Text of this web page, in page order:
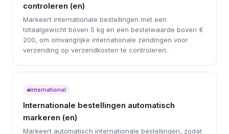
controleren (en)
Markeert internationale bestellingen met een
totaalgewicht boven 5 kg en een bestelwaarde boven €
200, om omvangrijke internationale zendingen voor
verzending op verzendkosten te controleren.
International
Internationale bestellingen automatisch
markeren (en)
Markeert automatisch internationale bestellingen, zodat